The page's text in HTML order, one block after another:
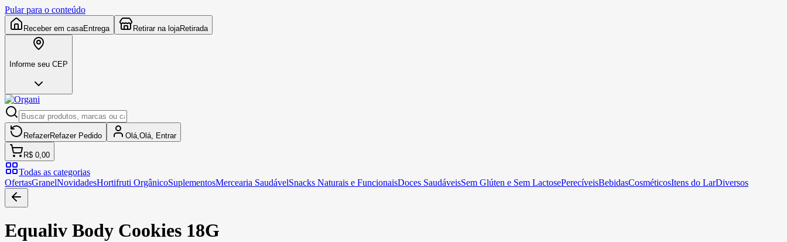
Pular para o conteúdo
Receber em casaEntrega Retirar na lojaRetirada
Informe seu CEP
RefazerRefazer Pedido Olá, Olá, Entrar
R$ 0,00
Todas as categorias
OfertasGranelNovidadesHortifruti OrgânicoSuplementosMercearia SaudávelSnacks Naturais e FuncionaisDoces SaudáveisSem Glúten e Sem LactosePerecíveisBebidasCosméticosItens do LarDiversos
Equaliv Body Cookies 18G